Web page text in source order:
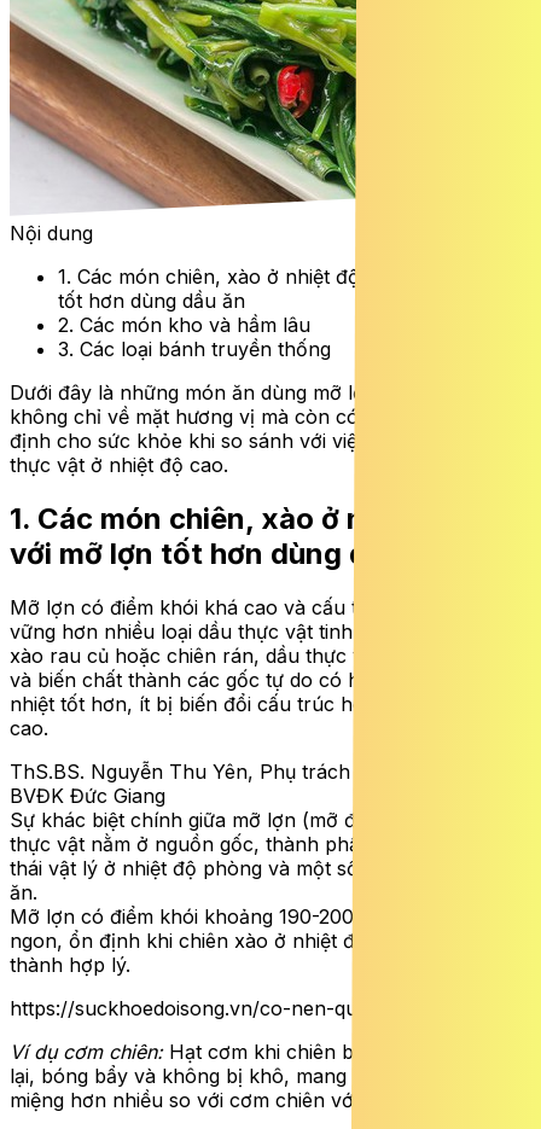
Nội dung
1. Các món chiên, xào ở nhiệt độ cao với mỡ lợn
tốt hơn dùng dầu ăn
2. Các món kho và hầm lâu
3. Các loại bánh truyền thống
Dưới đây là những món ăn dùng mỡ lợn sẽ ngon hơn
không chỉ về mặt hương vị mà còn có những lợi ích nhất
định cho sức khỏe khi so sánh với việc sử dụng dầu
thực vật ở nhiệt độ cao.
1. Các món chiên, xào ở nhiệt độ cao
với mỡ lợn tốt hơn dùng dầu ăn
Mỡ lợn có điểm khói khá cao và cấu trúc hóa học bền
vững hơn nhiều loại dầu thực vật tinh luyện. Do đó khi
xào rau củ hoặc chiên rán, dầu thực vật dễ bị oxy hóa
và biến chất thành các gốc tự do có hại. Mỡ lợn chịu
nhiệt tốt hơn, ít bị biến đổi cấu trúc hóa học ở nhiệt độ
cao.
ThS.BS. Nguyễn Thu Yên, Phụ trách Khoa Dinh dưỡng,
BVĐK Đức Giang
Sự khác biệt chính giữa mỡ lợn (mỡ động vật) và dầu
thực vật nằm ở nguồn gốc, thành phần acid béo, trạng
thái vật lý ở nhiệt độ phòng và một số đặc điểm khi nấu
ăn.
Mỡ lợn có điểm khói khoảng 190-200°C; Ưu điểm: Thơm
ngon, ổn định khi chiên xào ở nhiệt độ vừa – cao, giá
thành hợp lý.
https://suckhoedoisong.vn/co-nen-quay…
Ví dụ cơm chiên:Hạt cơm khi chiên bằng mỡ lợn sẽ săn
lại, bóng bẩy và không bị khô, mang lại cảm giác ngon
miệng hơn nhiều so với cơm chiên với dầu thực vật.